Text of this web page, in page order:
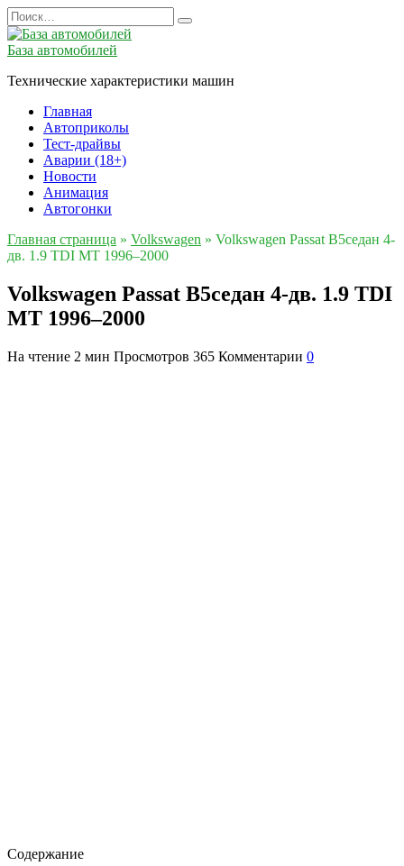
Перейти
к
содержанию
Search
for:
База автомобилей
Технические характеристики машин
Главная
Автоприколы
Тест-драйвы
Аварии (18+)
Новости
Анимация
Автогонки
Главная страница » Volkswagen » Volkswagen Passat B5седан 4-
дв. 1.9 TDI MT 1996–2000
Volkswagen Passat B5седан 4-дв. 1.9 TDI
MT 1996–2000
На чтение 2 мин Просмотров 365 Комментарии 0
Содержание